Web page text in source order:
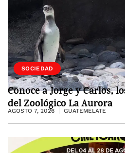
VIDA
SOCIEDAD
Conoce a Jorge y Carlos,
del Zoológico La Aurora
AGOSTO 7, 2026 GUATEMELATE